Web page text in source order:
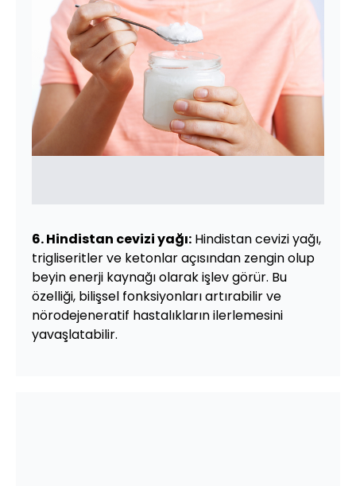
6. Hindistan cevizi yağı: Hindistan cevizi yağı,
trigliseritler ve ketonlar açısından zengin olup
beyin enerji kaynağı olarak işlev görür. Bu
özelliği, bilişsel fonksiyonları artırabilir ve
nörodejeneratif hastalıkların ilerlemesini
yavaşlatabilir.